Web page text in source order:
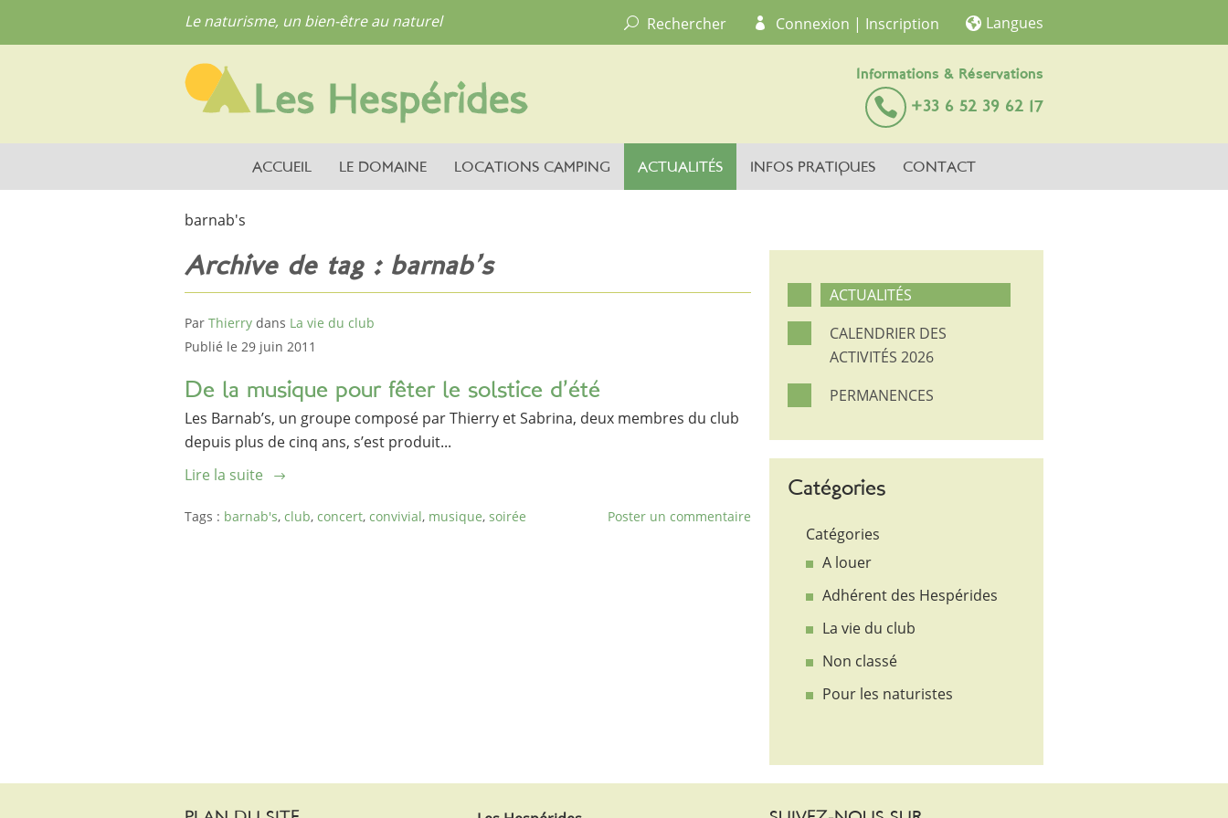
ACCUEIL LE DOMAINE LOCATIONS CAMPING ACTUALITÉS INFOS PRATIQUES CONTACT
Le naturisme, un bien-être au naturel Rechercher Connexion | Inscription Langues
Informations & Réservations
+33 6 52 39 62 17
barnab's
Archive de tag : barnab’s
Par Thierry dans La vie du club
Publié le 29 juin 2011
De la musique pour fêter le solstice d’été
Les Barnab’s, un groupe composé par Thierry et Sabrina, deux membres du club
depuis plus de cinq ans, s’est produit...
Lire la suite
Tags : barnab's, club, concert, convivial, musique, soirée Poster un commentaire
ACTUALITÉS
CALENDRIER DES
ACTIVITÉS 2026
PERMANENCES
Catégories
Catégories
A louer
Adhérent des Hespérides
La vie du club
Non classé
Pour les naturistes